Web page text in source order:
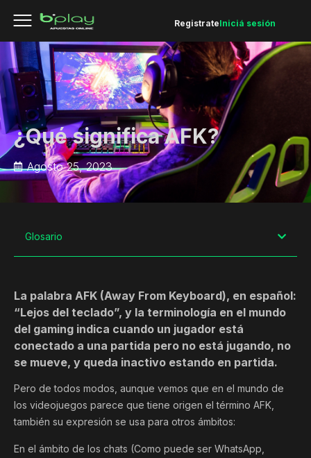
RegistrateIniciá sesión
¿Qué significa AFK?
Agosto 25, 2023
Glosario
La palabra AFK (Away From Keyboard), en español:
“Lejos del teclado”, y la terminología en el mundo
del gaming indica cuando un jugador está
conectado a una partida pero no está jugando, no
se mueve, y queda inactivo estando en partida.
Pero de todos modos, aunque vemos que en el mundo de
los videojuegos parece que tiene origen el término AFK,
también su expresión se usa para otros ámbitos:
En el ámbito de los chats (Como puede ser WhatsApp,